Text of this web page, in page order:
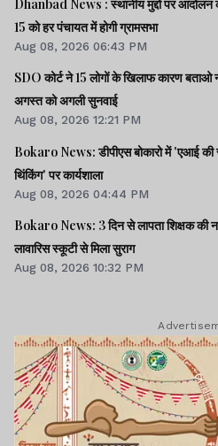
Dhanbad News : स्थानीय मुद्दों पर आंदोलन
15 को हर पंचायत में होगी ग्रामसभा
Aug 08, 2026 06:43 PM
SDO कोर्ट ने 15 लोगों के खिलाफ कारण बताओ
अगस्त को अगली सुनवाई
Aug 08, 2026 12:21 PM
Bokaro News: डीपीएस बोकारो में 'एआई
थिंकिंग' पर कार्यशाला
Aug 08, 2026 04:44 PM
Bokaro News: 3 दिन से लापता शिक्षक की
लावारिस स्कूटी से मिला सुराग
Aug 08, 2026 10:32 PM